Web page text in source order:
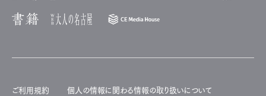
ご利用規約 個人の情報に関わる情報の取り扱いについて